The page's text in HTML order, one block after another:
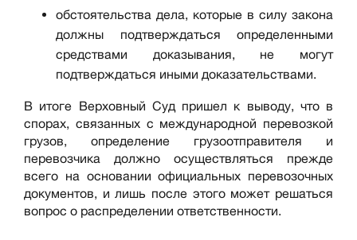
обстоятельства дела, которые в силу закона
должны подтверждаться определенными
средствами доказывания, не могут
подтверждаться иными доказательствами.
В итоге Верховный Суд пришел к выводу, что в
спорах, связанных с международной перевозкой
грузов, определение грузоотправителя и
перевозчика должно осуществляться прежде
всего на основании официальных перевозочных
документов, и лишь после этого может решаться
вопрос о распределении ответственности.